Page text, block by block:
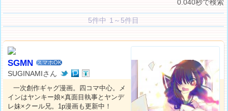
0.040秒で検索
5件中 1～5件目
SGMN スマホOK
SUGINAMIさん
一次創作ギャグ漫画。四コマ中心。メ
インはヤンキー娘×真面目執事とヤンデ
レ妹×クール兄。1p漫画も更新中！